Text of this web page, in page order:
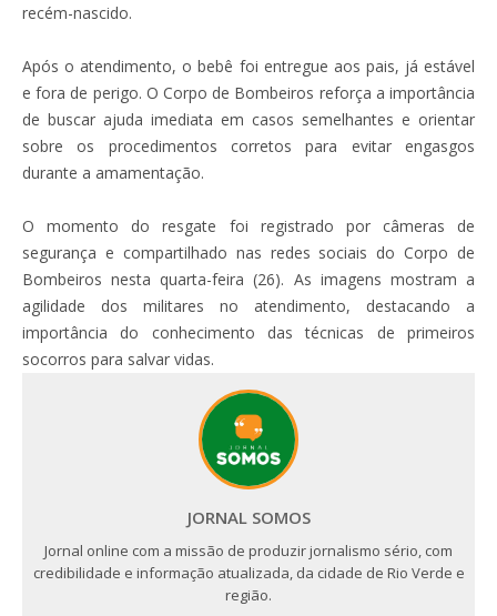
recém-nascido.
Após o atendimento, o bebê foi entregue aos pais, já estável
e fora de perigo. O Corpo de Bombeiros reforça a importância
de buscar ajuda imediata em casos semelhantes e orientar
sobre os procedimentos corretos para evitar engasgos
durante a amamentação.
O momento do resgate foi registrado por câmeras de
segurança e compartilhado nas redes sociais do Corpo de
Bombeiros nesta quarta-feira (26). As imagens mostram a
agilidade dos militares no atendimento, destacando a
importância do conhecimento das técnicas de primeiros
socorros para salvar vidas.
JORNAL SOMOS
Jornal online com a missão de produzir jornalismo sério, com
credibilidade e informação atualizada, da cidade de Rio Verde e
região.